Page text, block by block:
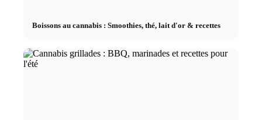
Boissons au cannabis : Smoothies, thé, lait d'or & recettes